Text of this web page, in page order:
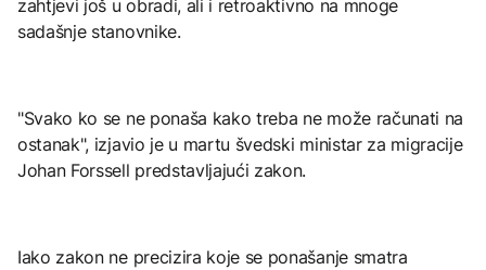
zahtjevi još u obradi, ali i retroaktivno na mnoge
sadašnje stanovnike.
"Svako ko se ne ponaša kako treba ne može računati na
ostanak", izjavio je u martu švedski ministar za migracije
Johan Forssell predstavljajući zakon.
Iako zakon ne precizira koje se ponašanje smatra